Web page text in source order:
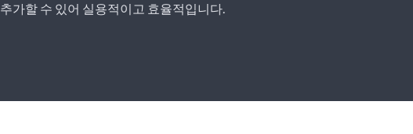
추가할 수 있어 실용적이고 효율적입니다.